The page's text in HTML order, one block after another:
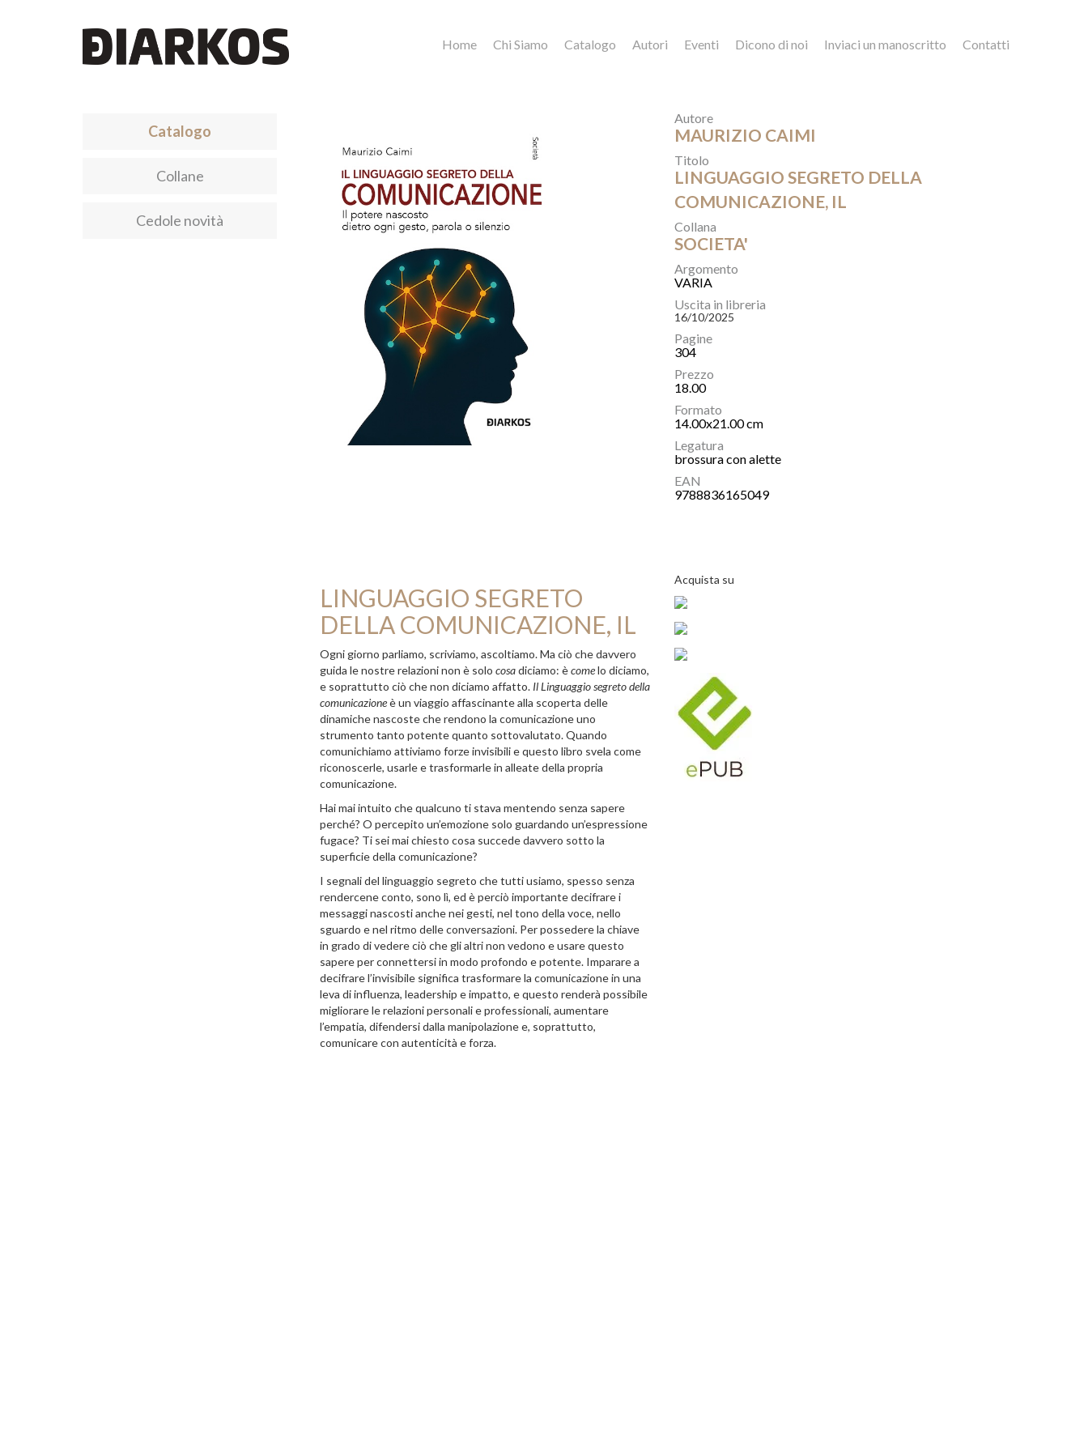
Home Chi Siamo Catalogo Autori Eventi Dicono di noi Inviaci un manoscritto Contatti
Catalogo
Collane
Cedole novità
Autore
MAURIZIO CAIMI
Titolo
LINGUAGGIO SEGRETO DELLA
COMUNICAZIONE, IL
Collana
SOCIETA'
Argomento
VARIA
Uscita in libreria
16/10/2025
Pagine
304
Prezzo
18.00
Formato
14.00x21.00 cm
Legatura
brossura con alette
EAN
9788836165049
LINGUAGGIO SEGRETO
DELLA COMUNICAZIONE, IL
Ogni giorno parliamo, scriviamo, ascoltiamo. Ma ciò che davvero
guida le nostre relazioni non è solo cosadiciamo: ècomelo diciamo,
e soprattutto ciò che non diciamo affatto. Il Linguaggio segreto della
comunicazioneè un viaggio affascinante alla scoperta delle
dinamiche nascoste che rendono la comunicazione uno
strumento tanto potente quanto sottovalutato. Quando
comunichiamo attiviamo forze invisibili e questo libro svela come
riconoscerle, usarle e trasformarle in alleate della propria
comunicazione.
Hai mai intuito che qualcuno ti stava mentendo senza sapere
perché? O percepito un’emozione solo guardando un’espressione
fugace? Ti sei mai chiesto cosa succede davvero sotto la
superficie della comunicazione?
I segnali del linguaggio segreto che tutti usiamo, spesso senza
rendercene conto, sono lì, ed è perciò importante decifrare i
messaggi nascosti anche nei gesti, nel tono della voce, nello
sguardo e nel ritmo delle conversazioni. Per possedere la chiave
in grado di vedere ciò che gli altri non vedono e usare questo
sapere per connettersi in modo profondo e potente. Imparare a
decifrare l’invisibile significa trasformare la comunicazione in una
leva di influenza, leadership e impatto, e questo renderà possibile
migliorare le relazioni personali e professionali, aumentare
l’empatia, difendersi dalla manipolazione e, soprattutto,
comunicare con autenticità e forza.
Acquista su